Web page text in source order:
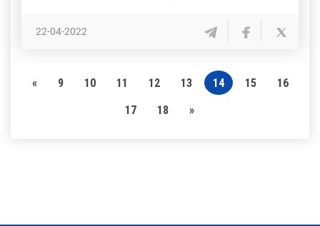
22-04-2022
« 9 10 11 12 13 14 15
16
17
18 »